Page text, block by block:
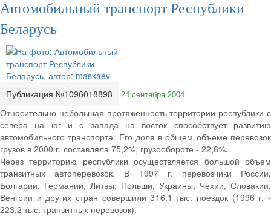
Автомобильный транспорт Республики
Беларусь
Публикация №1096018898 24 сентября 2004
Относительно небольшая протяженность территории республики с
севера на юг и с запада на восток способствует развитию
автомобильного транспорта. Его доля в общем объеме перевозок
грузов в 2000 г. составляла 75,2%, грузообороте - 22,6%.
Через территорию республики осуществляется большой объем
транзитных автоперевозок. В 1997 г. перевозчики России,
Болгарии, Германии, Литвы, Польши, Украины, Чехии, Словакии,
Венгрии и других стран совершили 316,1 тыс. поездок (1996 г. -
223,2 тыс. транзитных перевозок).